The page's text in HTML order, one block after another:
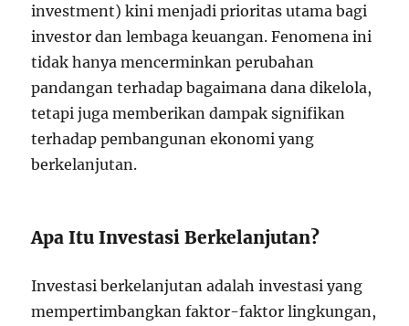
investment) kini menjadi prioritas utama bagi
investor dan lembaga keuangan. Fenomena ini
tidak hanya mencerminkan perubahan
pandangan terhadap bagaimana dana dikelola,
tetapi juga memberikan dampak signifikan
terhadap pembangunan ekonomi yang
berkelanjutan.
Apa Itu Investasi Berkelanjutan?
Investasi berkelanjutan adalah investasi yang
mempertimbangkan faktor-faktor lingkungan,